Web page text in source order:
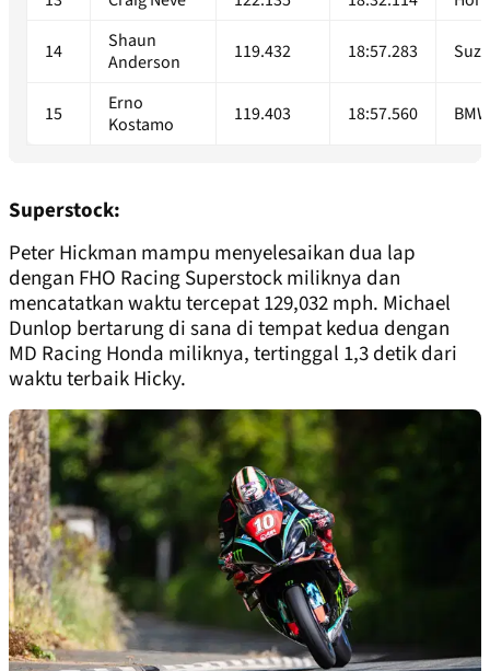
14
Shaun
Anderson
119.432 18:57.283
15
Erno
Kostamo
119.403 18:57.560 BMW
Superstock:
Peter Hickman mampu menyelesaikan dua lap
dengan FHO Racing Superstock miliknya dan
mencatatkan waktu tercepat 129,032 mph. Michael
Dunlop bertarung di sana di tempat kedua dengan
MD Racing Honda miliknya, tertinggal 1,3 detik dari
waktu terbaik Hicky.